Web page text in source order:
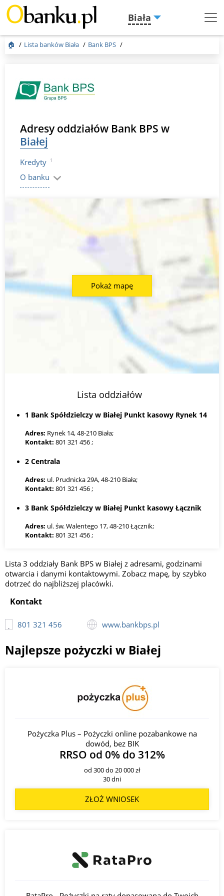
Biała
Menu
🏠 Lista banków Biała Bank BPS
Adresy oddziałów Bank BPS w
Białej
Kredyty 1
O banku
Lista oddziałów
1 Bank Spółdzielczy w Białej Punkt kasowy Rynek 14
Adres: Rynek 14, 48-210 Biała;
Kontakt: 801 321 456 ;
2 Centrala
Adres: ul. Prudnicka 29A, 48-210 Biała;
Kontakt: 801 321 456 ;
3 Bank Spółdzielczy w Białej Punkt kasowy Łącznik
Adres: ul. św. Walentego 17, 48-210 Łącznik;
Kontakt: 801 321 456 ;
Pokaż mapę
Lista 3 oddziały Bank BPS w Białej z adresami, godzinami
otwarcia i danymi kontaktowymi. Zobacz mapę, by szybko
dotrzeć do najbliższej placówki.
Kontakt
801 321 456 www.bankbps.pl
Najlepsze pożyczki w Białej
Pożyczka Plus – Pożyczki online pozabankowe na
dowód, bez BIK
RRSO od 0% do 312%
od 300 do 20 000 zł
30 dni
ZŁOŻ WNIOSEK